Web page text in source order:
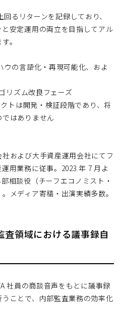
るリターンを記録しており、
安定運用の両立を目指してアル
。
の言語化・再現可能化、およ
リズム改良フェーズ
トは開発・検証段階であり、将
はありません
および大手資産運用会社にてフ
用業務に従事。2023 年 7 月よ
相談役（チーフエコノミスト・
メディア寄稿・出演実績多数。
領域における議事録自
社員の商談音声をもとに議事録
ことで、内部監査業務の効率化